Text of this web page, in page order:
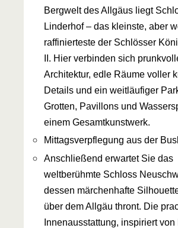
Bergwelt des Allgäus liegt
Linderhof – das kleinste, aber
raffinierteste der Schlösser
II. Hier verbinden sich
Architektur, edle Räume voller
Details und ein weitläufiger
Grotten, Pavillons und
einem Gesamtkunstwerk.
Mittagsverpflegung aus der
Anschließend erwartet Sie das
weltberühmte Schloss
dessen märchenhafte
über dem Allgäu thront. Die
Innenausstattung, inspiriert von